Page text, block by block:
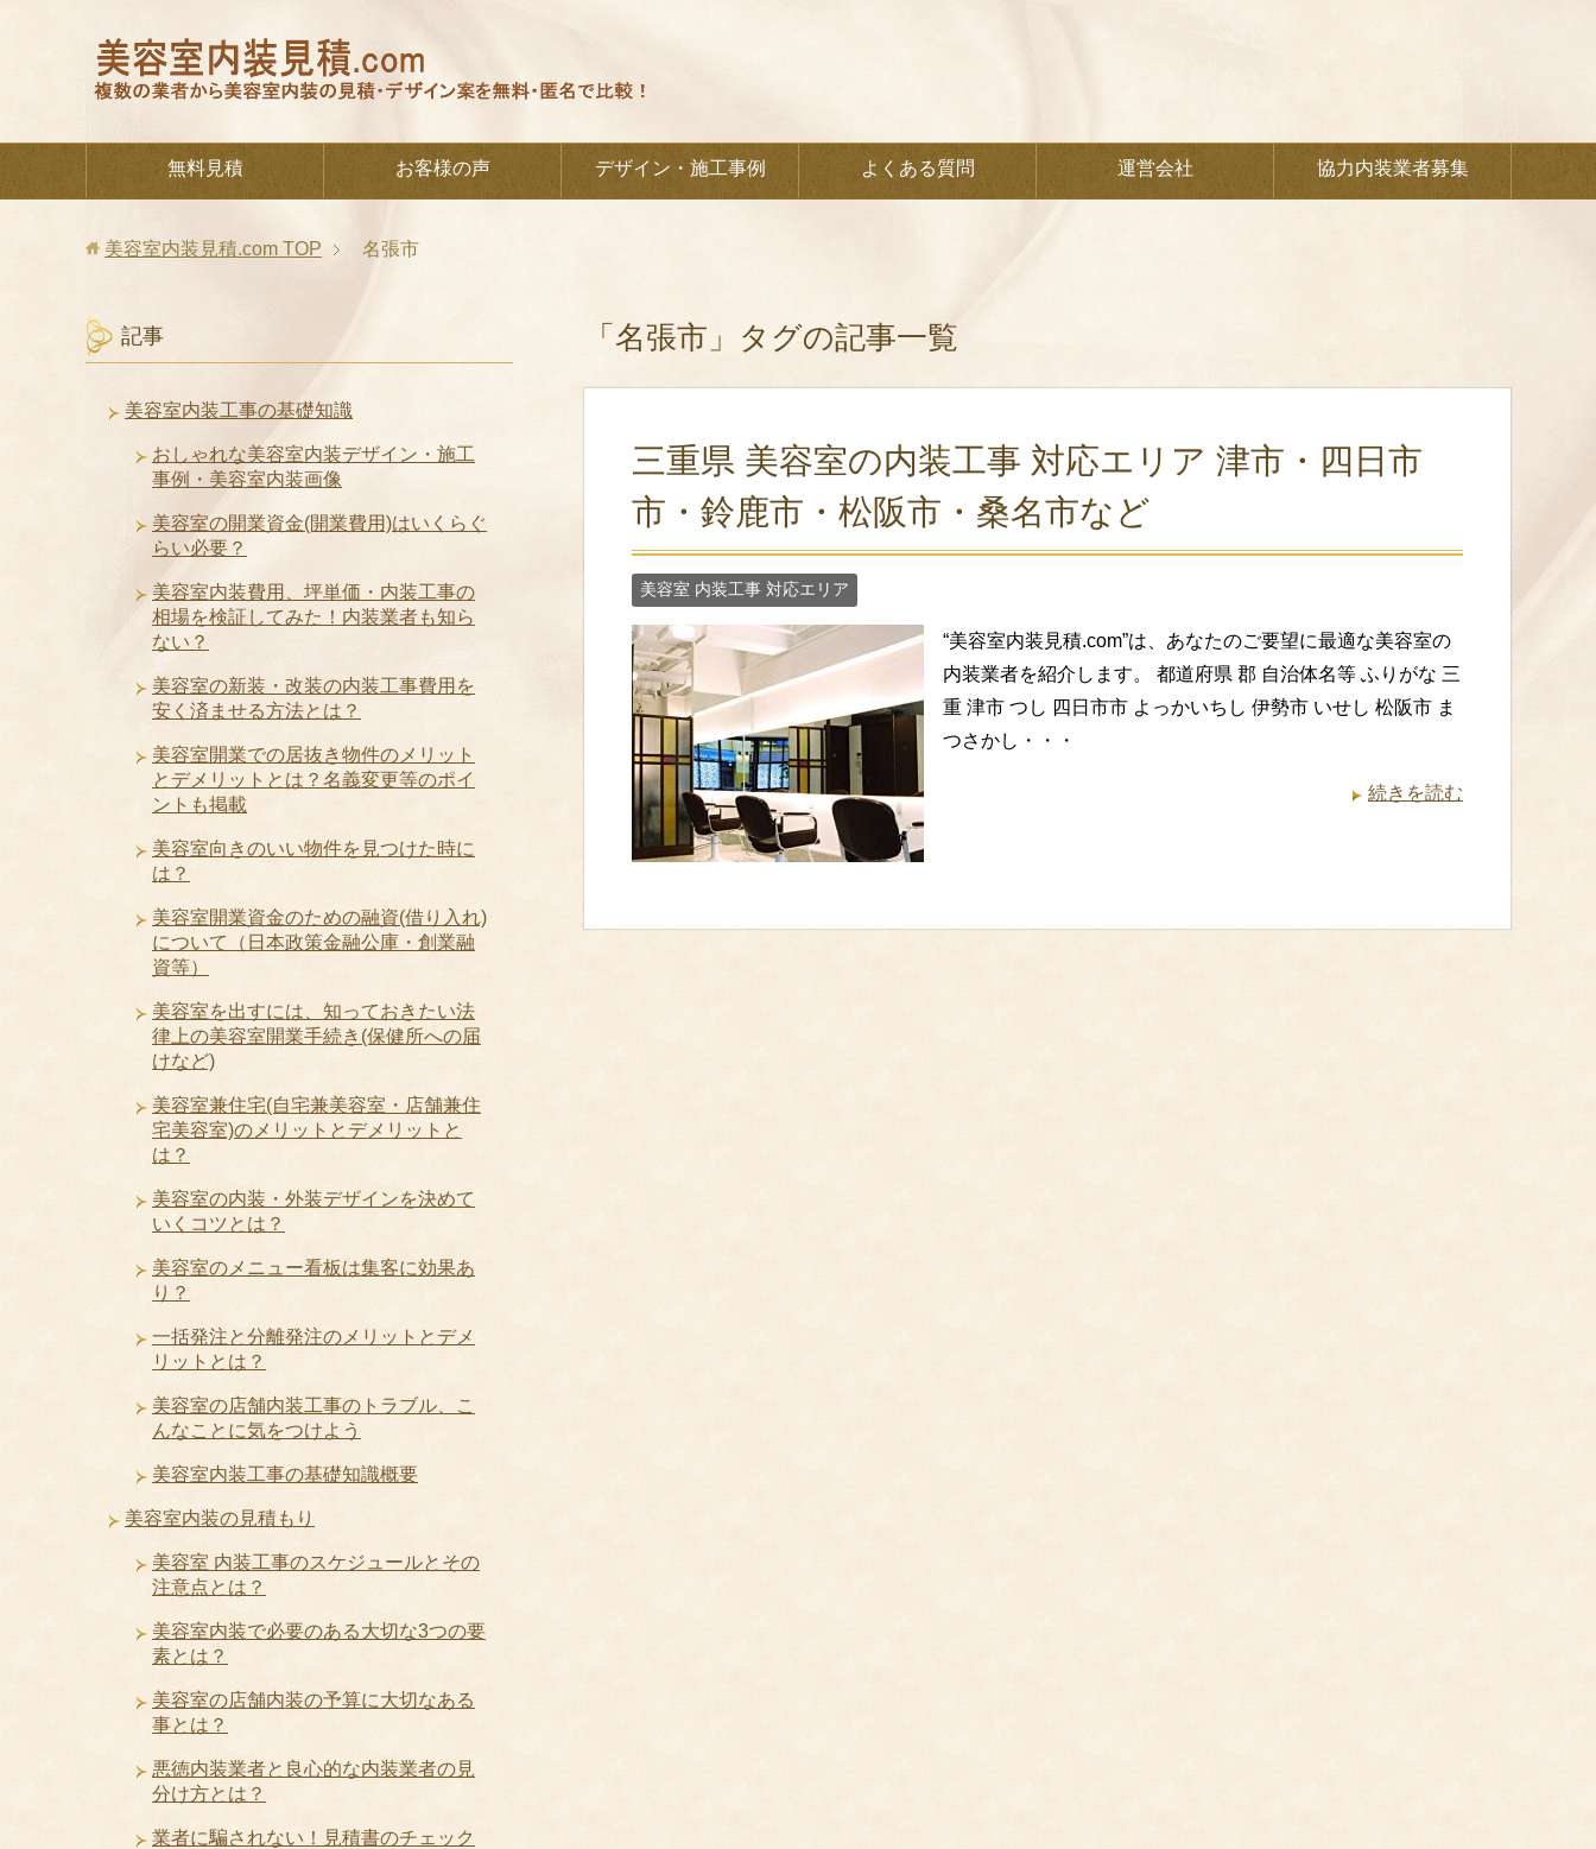
無料見積 お客様の声 デザイン・施工事例 よくある質問 運営会社 協力内装業者募集
美容室内装見積.com TOP 名張市
「名張市」タグの記事一覧
三重県 美容室の内装工事 対応エリア 津市・四日市
市・鈴鹿市・松阪市・桑名市など
美容室 内装工事 対応エリア
“美容室内装見積.com”は、あなたのご要望に最適な美容室の
内装業者を紹介します。 都道府県 郡 自治体名等 ふりがな 三
重 津市 つし 四日市市 よっかいちし 伊勢市 いせし 松阪市 ま
つさかし・・・
続きを読む
記事
美容室内装工事の基礎知識
おしゃれな美容室内装デザイン・施工
事例・美容室内装画像
美容室の開業資金(開業費用)はいくらぐ
らい必要？
美容室内装費用、坪単価・内装工事の
相場を検証してみた！内装業者も知ら
ない？
美容室の新装・改装の内装工事費用を
安く済ませる方法とは？
美容室開業での居抜き物件のメリット
とデメリットとは？名義変更等のポイ
ントも掲載
美容室向きのいい物件を見つけた時に
は？
美容室開業資金のための融資(借り入れ)
について（日本政策金融公庫・創業融
資等）
美容室を出すには、知っておきたい法
律上の美容室開業手続き(保健所への届
けなど)
美容室兼住宅(自宅兼美容室・店舗兼住
宅美容室)のメリットとデメリットと
は？
美容室の内装・外装デザインを決めて
いくコツとは？
美容室のメニュー看板は集客に効果あ
り？
一括発注と分離発注のメリットとデメ
リットとは？
美容室の店舗内装工事のトラブル、こ
んなことに気をつけよう
美容室内装工事の基礎知識概要
美容室内装の見積もり
美容室 内装工事のスケジュールとその
注意点とは？
美容室内装で必要のある大切な3つの要
素とは？
美容室の店舗内装の予算に大切なある
事とは？
悪徳内装業者と良心的な内装業者の見
分け方とは？
業者に騙されない！見積書のチェック